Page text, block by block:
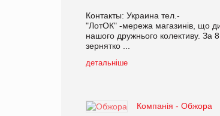
Контакты: Украина тел.-
"ЛотОК" -мережа магазинів, що
нашого дружнього колективу. За
зернятко ...
детальніше
Компанія - Обжора